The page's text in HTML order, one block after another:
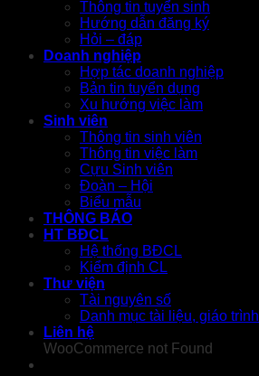
Thông tin tuyển sinh
Hướng dẫn đăng ký
Hỏi – đáp
Doanh nghiệp
Hợp tác doanh nghiệp
Bản tin tuyển dụng
Xu hướng việc làm
Sinh viên
Thông tin sinh viên
Thông tin việc làm
Cựu Sinh viên
Đoàn – Hội
Biểu mẫu
THÔNG BÁO
HT BĐCL
Hệ thống BĐCL
Kiểm định CL
Thư viện
Tài nguyên số
Danh mục tài liệu, giáo trình
Liên hệ
WooCommerce not Found